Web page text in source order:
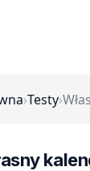
›Testy›